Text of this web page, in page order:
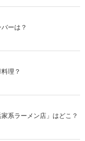
ーは？
理？
系ラーメン店」はどこ？